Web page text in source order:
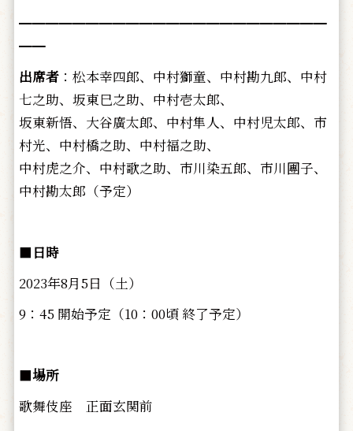
━━━━━━━━━━━━━━━━━━━━━━━
━━
出席者：松本幸四郎、中村獅童、中村勘九郎、中村
七之助、 坂東巳之助、中村壱太郎、
坂東新悟、大谷廣太郎、 中村隼人、中村児太郎、市
村光、中村橋之助、 中村福之助、
中村虎之介、中村歌之助、市川染五郎、市川團子、
中村勘太郎（予定）
■ 日時
2023年8月5日（土）
9：45 開始予定（10：00頃 終了予定）
■場所
歌舞伎座 正面玄関前